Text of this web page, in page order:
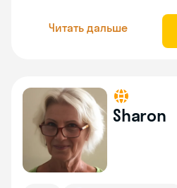
Читать дальше
Sharon